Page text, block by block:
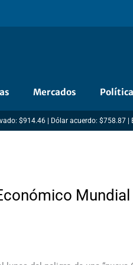
Mercados Política
$914.46 | Dólar acuerdo: $758.87